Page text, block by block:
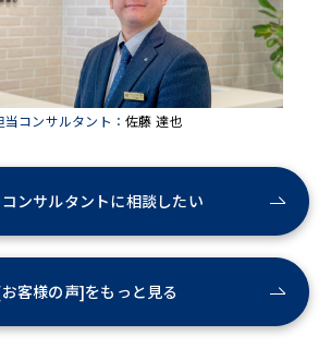
当コンサルタント：佐藤 達也
ンサルタントに相談したい
客様の声]をもっと見る